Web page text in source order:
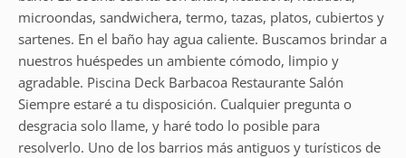
microondas, sandwichera, termo, tazas, platos, cubiertos y
sartenes. En el baño hay agua caliente. Buscamos brindar a
nuestros huéspedes un ambiente cómodo, limpio y
agradable. Piscina Deck Barbacoa Restaurante Salón
Siempre estaré a tu disposición. Cualquier pregunta o
desgracia solo llame, y haré todo lo posible para
resolverlo. Uno de los barrios más antiguos y turísticos de